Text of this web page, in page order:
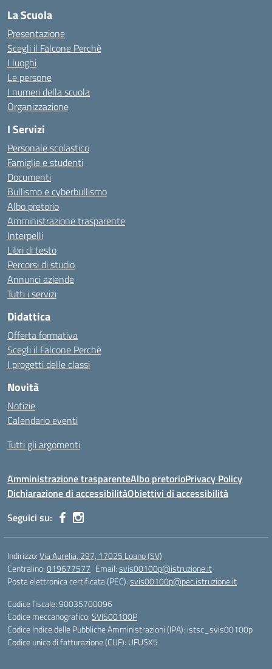
La Scuola
Presentazione
Scegli il Falcone Perchè
I luoghi
Le persone
I numeri della scuola
Organizzazione
I Servizi
Personale scolastico
Famiglie e studenti
Documenti
Bullismo e cyberbullismo
Albo pretorio
Amministrazione trasparente
Interpelli
Libri di testo
Percorsi di studio
Annunci aziende
Tutti i servizi
Didattica
Offerta formativa
Scegli il Falcone Perchè
I progetti delle classi
Novità
Notizie
Calendario eventi
Tutti gli argomenti
Amministrazione trasparenteAlbo pretorioPrivacy Policy
Dichiarazione di accessibilitàObiettivi di accessibilità
Seguici su:
Indirizzo:Via Aurelia, 297, 17025 Loano (SV)
Centralino:019677577 Email:svis00100p@istruzione.it
Posta elettronica certificata (PEC):svis00100p@pec.istruzione.it
Codice fiscale: 90035700096
Codice meccanografico:SVIS00100P
Codice Indice delle Pubbliche Amministrazioni (IPA): istsc_svis00100p
Codice unico di fatturazione (CUF): UFUSX5